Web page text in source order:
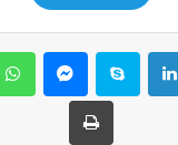
لينكدإن سكايب ماسنجر
طباعة